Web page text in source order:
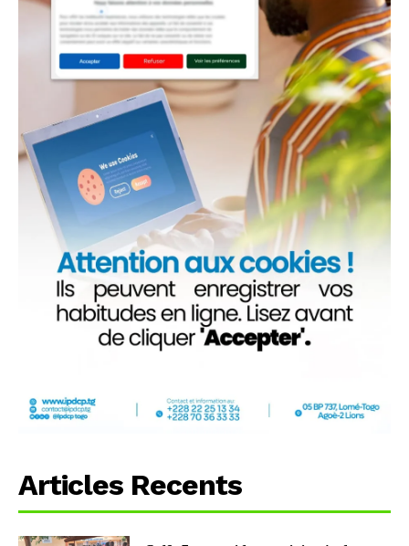
Articles Recents